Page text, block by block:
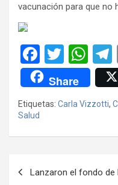
vacunación para que no
F
a
ce
b
o
k
T
wi
tt
er
W
h
at
s
A
p
Share
Etiquetas: Carla Vizzotti,
Salud
Lanzaron el fondo de